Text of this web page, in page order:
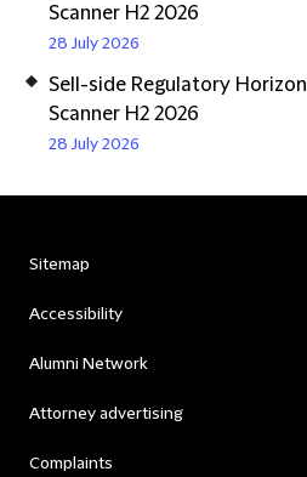
Scanner H2 2026
28 July 2026
Sell-side Regulatory Horizon
Scanner H2 2026
28 July 2026
Sitemap
Accessibility
Alumni Network
Attorney advertising
Complaints